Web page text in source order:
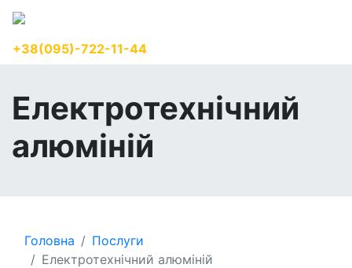
+38(095)-722-11-44
Електротехнічний
алюміній
Головна
Послуги
Електротехнічний алюміній